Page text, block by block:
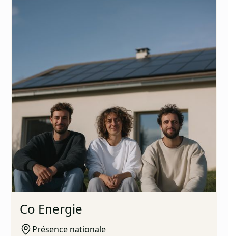
Co Energie
Présence nationale